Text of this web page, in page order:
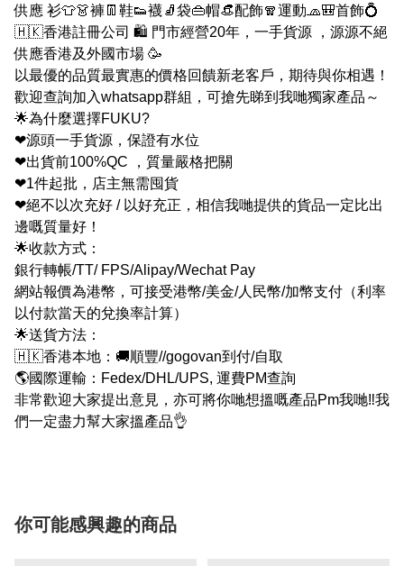
供應 衫👕👗褲👖鞋👟襪🧦袋👜帽👒配飾🧣運動🧢🎒首飾💍
🇭🇰香港註冊公司 🛍 門市經營20年，一手貨源 ，源源不絕
供應香港及外國市場 🥳
以最優的品質最實惠的價格回饋新老客戶，期待與你相遇！
歡迎查詢加入whatsapp群組，可搶先睇到我哋獨家產品～
🌟為什麼選擇FUKU?
❤源頭一手貨源，保證有水位
❤出貨前100%QC ，質量嚴格把關
❤1件起批，店主無需囤貨
❤絕不以次充好 / 以好充正，相信我哋提供的貨品一定比出
邊嘅質量好！
🌟收款方式：
銀行轉帳/TT/ FPS/Alipay/Wechat Pay
網站報價為港幣，可接受港幣/美金/人民幣/加幣支付（利率
以付款當天的兌換率計算）
🌟送貨方法：
🇭🇰香港本地：🚚順豐//gogovan到付/自取
🌎國際運輸：Fedex/DHL/UPS, 運費PM查詢
非常歡迎大家提出意見，亦可將你哋想搵嘅產品Pm我哋‼我
們一定盡力幫大家搵產品👌
你可能感興趣的商品